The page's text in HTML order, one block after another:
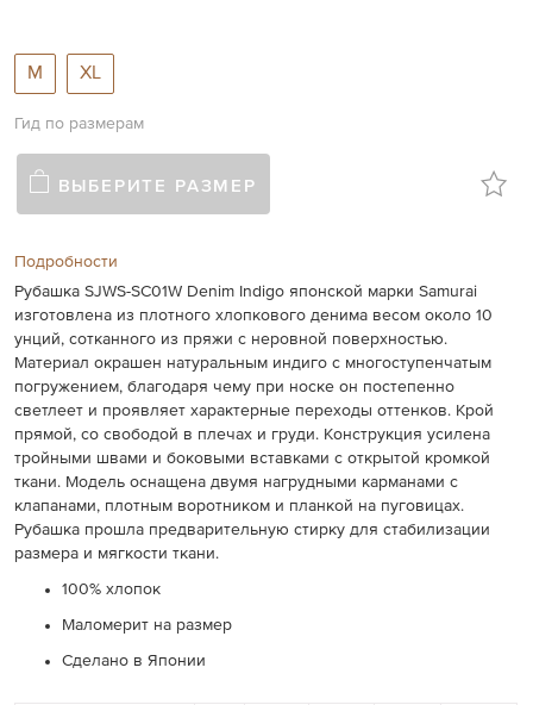
M XL
Гид по размерам
ВЫБЕРИТЕ РАЗМЕР
Подробности
Рубашка SJWS-SC01W Denim Indigo японской марки Samurai
изготовлена из плотного хлопкового денима весом около 10
унций, сотканного из пряжи с неровной поверхностью.
Материал окрашен натуральным индиго с многоступенчатым
погружением, благодаря чему при носке он постепенно
светлеет и проявляет характерные переходы оттенков. Крой
прямой, со свободой в плечах и груди. Конструкция усилена
тройными швами и боковыми вставками с открытой кромкой
ткани. Модель оснащена двумя нагрудными карманами с
клапанами, плотным воротником и планкой на пуговицах.
Рубашка прошла предварительную стирку для стабилизации
размера и мягкости ткани.
100% хлопок
Маломерит на размер
Сделано в Японии